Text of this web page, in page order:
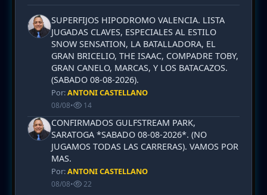
SUPERFIJOS HIPODROMO VALENCIA. LISTA
JUGADAS CLAVES, ESPECIALES AL ESTILO
SNOW SENSATION, LA BATALLADORA, EL
GRAN BRICELIO, THE ISAAC, COMPADRE TOBY,
GRAN CANELO, MARCAS, Y LOS BATACAZOS.
(SABADO 08-08-2026).
Por:ANTONI CASTELLANO
08/08• 14
CONFIRMADOS GULFSTREAM PARK,
SARATOGA *SABADO 08-08-2026*. (NO
JUGAMOS TODAS LAS CARRERAS). VAMOS POR
MAS.
Por:ANTONI CASTELLANO
08/08• 22